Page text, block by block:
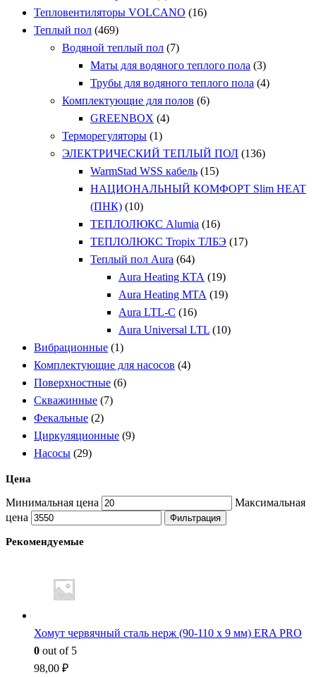
Тепловентиляторы VOLCANO (16)
Теплый пол (469)
Водяной теплый пол (7)
Маты для водяного теплого пола (3)
Трубы для водяного теплого пола (4)
Комплектующие для полов (6)
GREENBOX (4)
Терморегуляторы (1)
ЭЛЕКТРИЧЕСКИЙ ТЕПЛЫЙ ПОЛ (136)
WarmStad WSS кабель (15)
НАЦИОНАЛЬНЫЙ КОМФОРТ Slim HEAT
(ПНК) (10)
ТЕПЛОЛЮКС Alumia (16)
ТЕПЛОЛЮКС Tropix ТЛБЭ (17)
Теплый пол Aura (64)
Aura Heating КТА (19)
Aura Heating МТА (19)
Aura LTL-C (16)
Aura Universal LTL (10)
Вибрационные (1)
Комплектующие для насосов (4)
Поверхностные (6)
Скважинные (7)
Фекальные (2)
Циркуляционные (9)
Насосы (29)
Цена
Минимальная цена
Максимальная
цена
Фильтрация
Рекомендуемые
Хомут червячный сталь нерж (90-110 x 9 мм) ERA PRO
0 out of 5
98,00₽